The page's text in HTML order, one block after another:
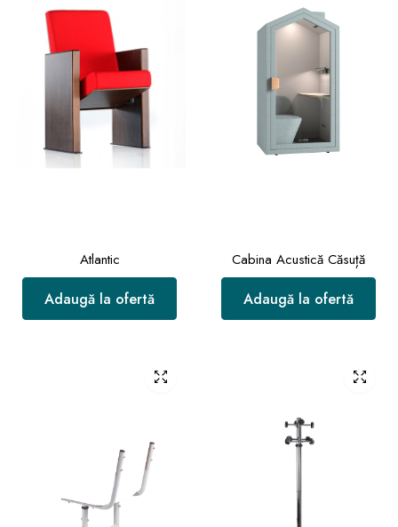
Atlantic
Adaugă la ofertă
Cabina Acustică Căsuță
Adaugă la ofertă